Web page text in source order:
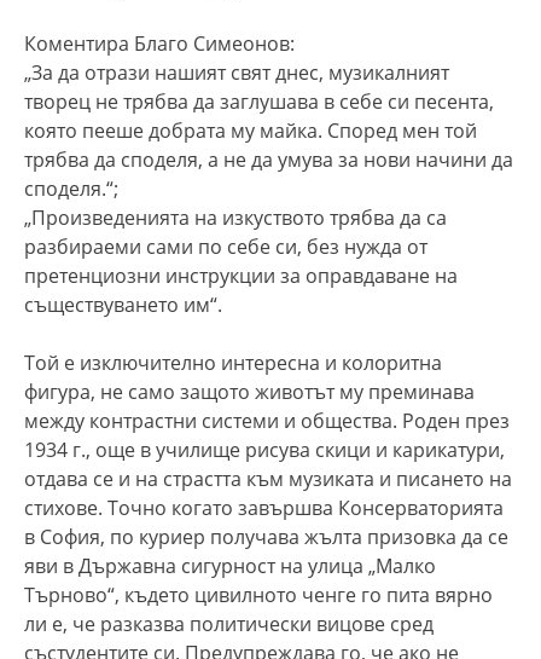
Коментира Благо Симеонов:
„За да отрази нашият свят днес, музикалният
творец не трябва да заглушава в себе си песента,
която пееше добрата му майка. Според мен той
трябва да споделя, а не да умува за нови начини да
споделя.“;
„Произведенията на изкуството трябва да са
разбираеми сами по себе си, без нужда от
претенциозни инструкции за оправдаване на
съществуването им“.
Той е изключително интересна и колоритна
фигура, не само защото животът му преминава
между контрастни системи и общества. Роден през
1934 г., още в училище рисува скици и карикатури,
отдава се и на страстта към музиката и писането на
стихове. Точно когато завършва Консерваторията
в София, по куриер получава жълта призовка да се
яви в Държавна сигурност на улица „Малко
Търново“, където цивилното ченге го пита вярно
ли е, че разказва политически вицове сред
състудентите си. Предупреждава го, че ако не